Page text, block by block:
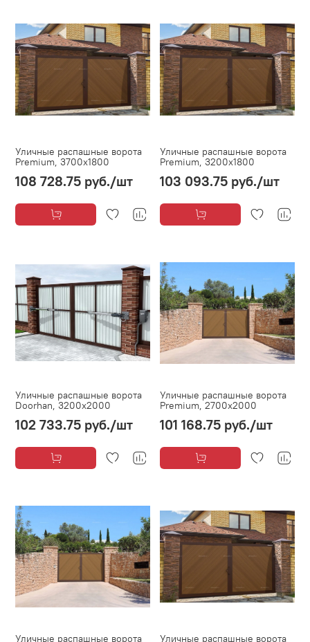
Уличные распашные ворота
Premium, 3700х1800
108 728.75 руб./шт
Уличные распашные ворота
Premium, 3200х1800
103 093.75 руб./шт
Уличные распашные ворота
Doorhan, 3200х2000
102 733.75 руб./шт
Уличные распашные ворота
Premium, 2700х2000
101 168.75 руб./шт
Уличные распашные ворота
Уличные распашные ворота